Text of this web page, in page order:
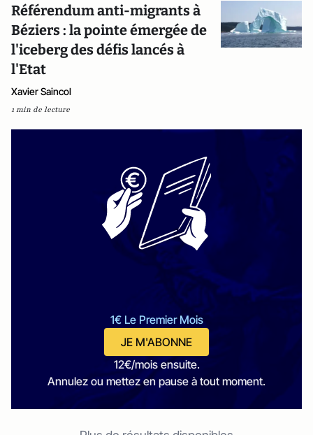
Référendum anti-migrants à
Béziers : la pointe émergée de
l'iceberg des défis lancés à
l'Etat
Xavier Saincol
1 min de lecture
1€ Le Premier Mois
JE M'ABONNE
12€/mois ensuite.
Annulez ou mettez en pause à tout moment.